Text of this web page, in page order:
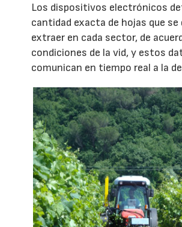
Los dispositivos electrónicos
cantidad exacta de hojas que se
extraer en cada sector, de
condiciones de la vid, y estos
comunican en tiempo real a la